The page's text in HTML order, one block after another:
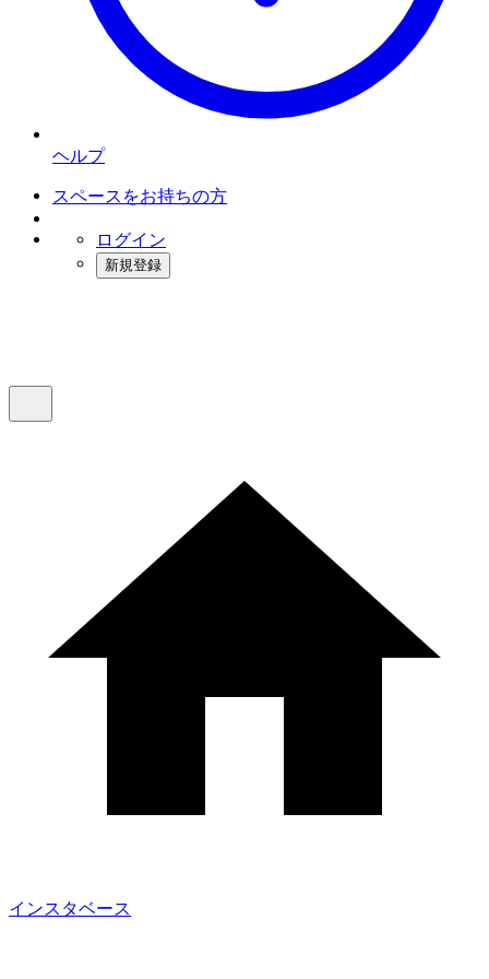
ヘルプ
スペースをお持ちの方
ログイン
新規登録
インスタベース